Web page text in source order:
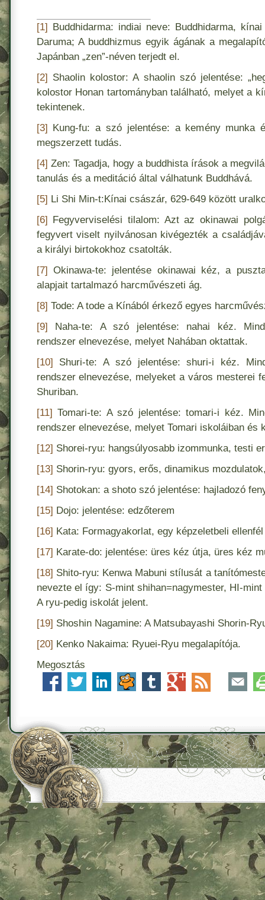
[1] Buddhidarma: indiai neve: Buddhidarma,
Daruma; A buddhizmus egyik ágának a
Japánban „zen”-néven terjedt el.
[2] Shaolin kolostor: A shaolin szó jelentése:
kolostor Honan tartományban található, melyet a
tekintenek.
[3] Kung-fu: a szó jelentése: a kemény munka
megszerzett tudás.
[4] Zen: Tagadja, hogy a buddhista írások a
tanulás és a meditáció által válhatunk Buddhává.
[5] Li Shi Min-t:Kínai császár, 629-649 között
[6] Fegyverviselési tilalom: Azt az okinawai
fegyvert viselt nyilvánosan kivégezték a
a királyi birtokokhoz csatolták.
[7] Okinawa-te: jelentése okinawai kéz, a
alapjait tartalmazó harcművészeti ág.
[8] Tode: A tode a Kínából érkező egyes
[9] Naha-te: A szó jelentése: nahai kéz.
rendszer elnevezése, melyet Nahában oktattak.
[10] Shuri-te: A szó jelentése: shuri-i kéz.
rendszer elnevezése, melyeket a város mesterei
Shuriban.
[11] Tomari-te: A szó jelentése: tomari-i kéz.
rendszer elnevezése, melyet Tomari iskoláiban és
[12] Shorei-ryu: hangsúlyosabb izommunka, testi
[13] Shorin-ryu: gyors, erős, dinamikus
[14] Shotokan: a shoto szó jelentése: hajladozó
[15] Dojo: jelentése: edzőterem
[16] Kata: Formagyakorlat, egy képzeletbeli
[17] Karate-do: jelentése: üres kéz útja, üres kéz
[18] Shito-ryu: Kenwa Mabuni stílusát a
nevezte el így: S-mint shihan=nagymester, HI-
A ryu-pedig iskolát jelent.
[19] Shoshin Nagamine: A Matsubayashi Shorin-
[20] Kenko Nakaima: Ryuei-Ryu megalapítója.
Megosztás